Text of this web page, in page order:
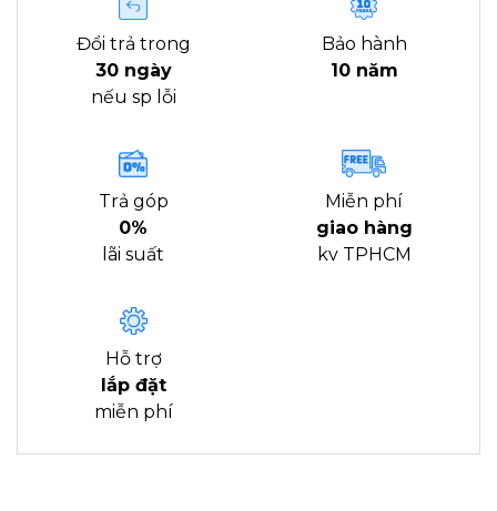
Đổi trả trong
30 ngày
nếu sp lỗi
Bảo hành
10 năm
Trả góp
0%
lãi suất
Miễn phí
giao hàng
kv TPHCM
Hỗ trợ
lắp đặt
miễn phí